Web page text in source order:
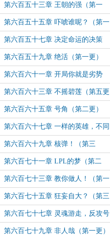
第六百五十三章 王朝的强（第一
更）
第六百五十五章 吓唬谁呢？（第一
更）
第六百五十七章 决定命运的决策
（第一更）
第六百五十九章 绝活（第一更）
第六百六十一章 开局你就是劣势
了！（第三更！）
第六百六十三章 不摇碧莲（第五更
求月票！）
第六百六十五章 号角（第二更）
第六百六十七章 一样的英雄，不同
的定位（第一更）
第六百六十九章 核弹！（第三
更！）
第六百七十一章 LPL的梦（第二
更）
第六百七十三章 教你做人！（第一
更）
第六百七十五章 狂妄自大？（第三
更！）
第六百七十七章 灵魂游走，反攻号
角！（第二更）
第六百七十九章 非人哉（第一更）